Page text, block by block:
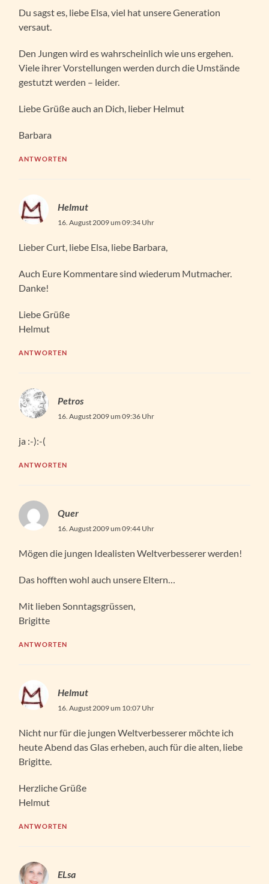
Du sagst es, liebe Elsa, viel hat unsere Generation
versaut.
Den Jungen wird es wahrscheinlich wie uns ergehen.
Viele ihrer Vorstellungen werden durch die Umstände
gestutzt werden – leider.
Liebe Grüße auch an Dich, lieber Helmut
Barbara
ANTWORTEN
Helmut
16. August 2009 um 09:34 Uhr
Lieber Curt, liebe Elsa, liebe Barbara,
Auch Eure Kommentare sind wiederum Mutmacher.
Danke!
Liebe Grüße
Helmut
ANTWORTEN
Petros
16. August 2009 um 09:36 Uhr
ja :-):-(
ANTWORTEN
Quer
16. August 2009 um 09:44 Uhr
Mögen die jungen Idealisten Weltverbesserer werden!
Das hofften wohl auch unsere Eltern…
Mit lieben Sonntagsgrüssen,
Brigitte
ANTWORTEN
Helmut
16. August 2009 um 10:07 Uhr
Nicht nur für die jungen Weltverbesserer möchte ich
heute Abend das Glas erheben, auch für die alten, liebe
Brigitte.
Herzliche Grüße
Helmut
ANTWORTEN
ELsa